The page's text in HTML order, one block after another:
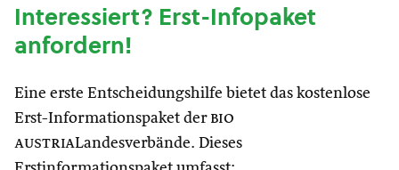
Interessiert? Erst-Infopaket
anfordern!
Eine erste Entscheidungshilfe bietet das kostenlose
Erst-Informationspaket der bio
austriaLandesverbände. Dieses